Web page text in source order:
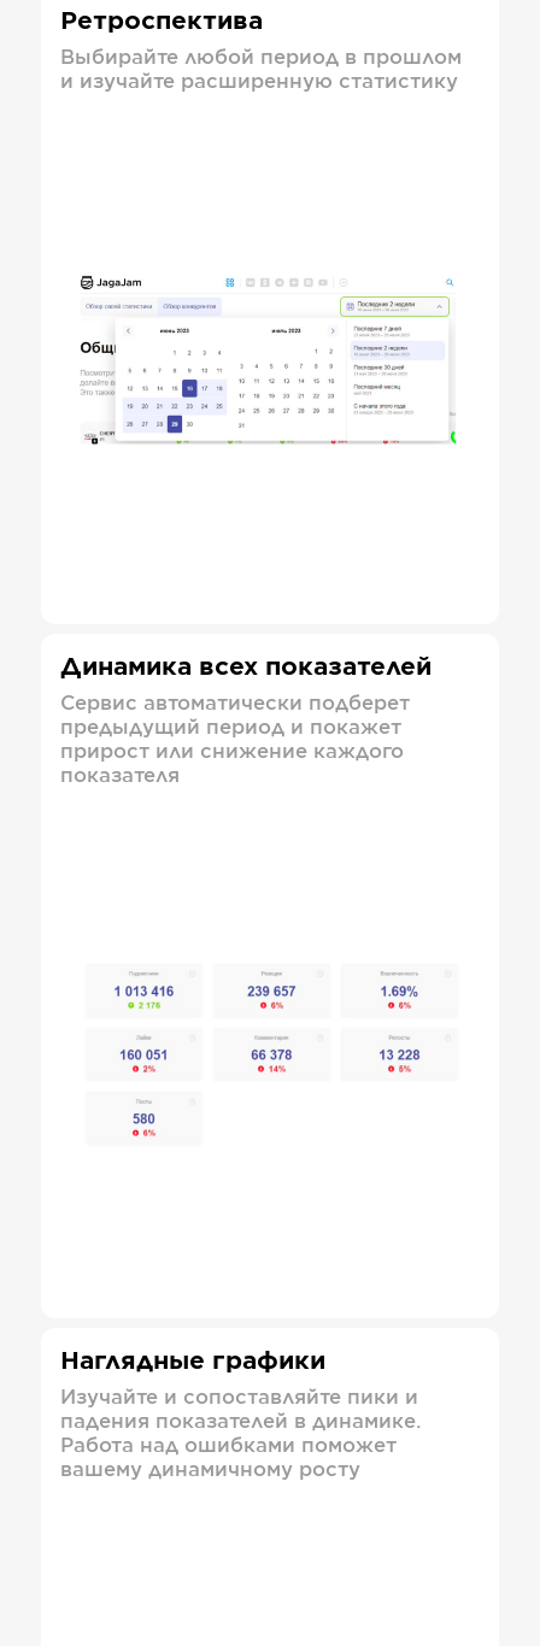
Ретроспектива
Выбирайте любой период в прошлом
и изучайте расширенную статистику
Динамика всех показателей
Сервис автоматически подберет
предыдущий период и покажет
прирост или снижение каждого
показателя
Наглядные графики
Изучайте и сопоставляйте пики и
падения показателей в динамике.
Работа над ошибками поможет
вашему динамичному росту